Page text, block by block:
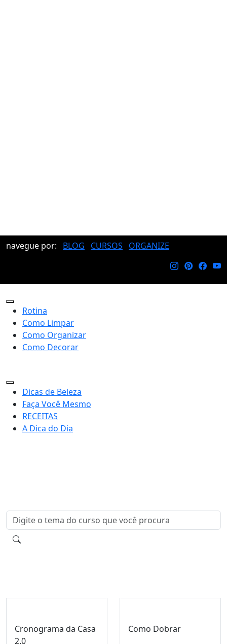
navegue por: BLOG CURSOS ORGANIZE
Rotina
Como Limpar
Como Organizar
Como Decorar
Dicas de Beleza
Faça Você Mesmo
RECEITAS
A Dica do Dia
Cronograma da Casa
2.0
Como Dobrar